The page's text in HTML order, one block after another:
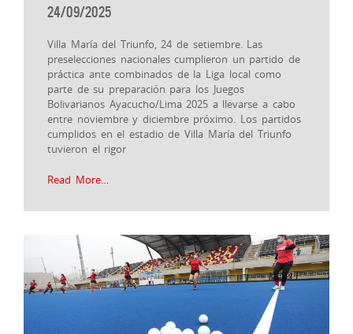
24/09/2025
Villa María del Triunfo, 24 de setiembre. Las
preselecciones nacionales cumplieron un partido de
práctica ante combinados de la Liga local como
parte de su preparación para los Juegos
Bolivarianos Ayacucho/Lima 2025 a llevarse a cabo
entre noviembre y diciembre próximo. Los partidos
cumplidos en el estadio de Villa María del Triunfo
tuvieron el rigor
Read More…